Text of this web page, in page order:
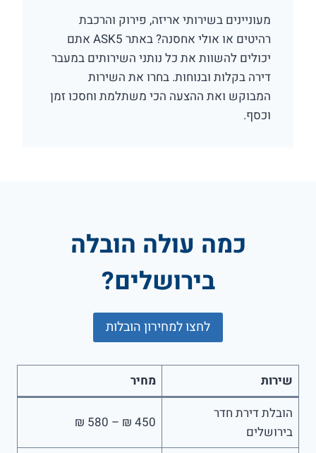
מעוניינים בשירותי אריזה, פירוק והרכבת
רהיטים או אולי אחסנה? באתר ASK5 אתם
יכולים להשוות את כל נותני השירותים במעבר
דירה בקלות ובנוחות. בחרו את השירות
המבוקש ואת ההצעה הכי משתלמת וחסכו זמן
וכסף.
כמה עולה הובלה
בירושלים?
לחצו למחירון הובלות
שירות
מחיר
הובלת דירת חדר
בירושלים
450 ₪ – 580 ₪